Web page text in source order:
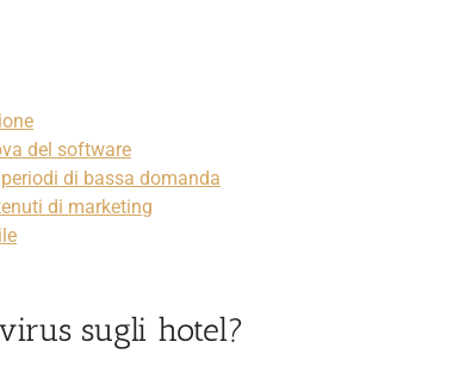
del software
di bassa domanda
di marketing
sugli hotel?